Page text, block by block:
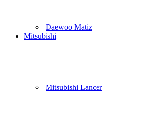
Daewoo Matiz
Mitsubishi
Mitsubishi Lancer